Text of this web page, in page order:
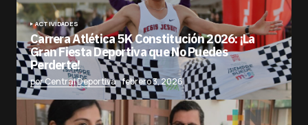
ACTIVIDADES
Carrera Atlética 5K Constitución 2026: ¡La
Gran Fiesta Deportiva que No Puedes
Perderte!
por Central Deportiva febrero 3, 2026